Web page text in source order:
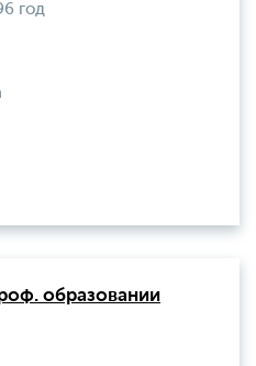
год
образовании